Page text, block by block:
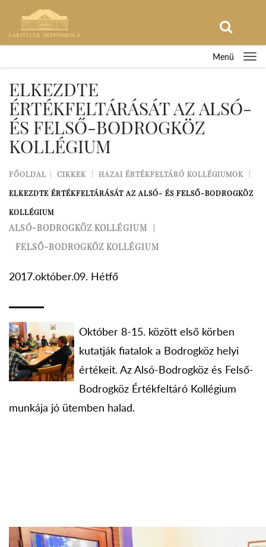
Menü
ELKEZDTE
ÉRTÉKFELTÁRÁSÁT AZ ALSÓ-
ÉS FELSŐ-BODROGKÖZ
KOLLÉGIUM
FŐOLDAL CIKKEK
HAZAI ÉRTÉKFELTÁRÓ KOLLÉGIUMOK
ELKEZDTE ÉRTÉKFELTÁRÁSÁT AZ ALSÓ- ÉS FELSŐ-BODROGKÖZ
KOLLÉGIUM
ALSÓ-BODROGKÖZ KOLLÉGIUM
FELSŐ-BODROGKÖZ KOLLÉGIUM
2017.október.09. Hétfő
Október 8-15. között első körben
kutatják fiatalok a Bodrogköz helyi
értékeit. Az Alsó-Bodrogköz és Felső-
Bodrogköz Értékfeltáró Kollégium
munkája jó ütemben halad.